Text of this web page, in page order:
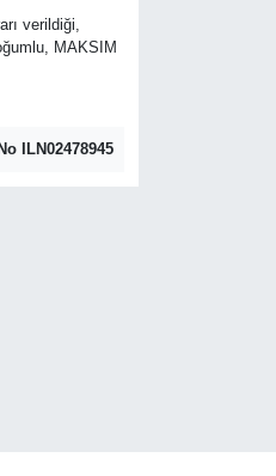
verildiği,
MAKSIM
ILN02478945